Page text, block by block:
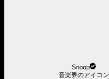
Snoop
音楽界のアイコン